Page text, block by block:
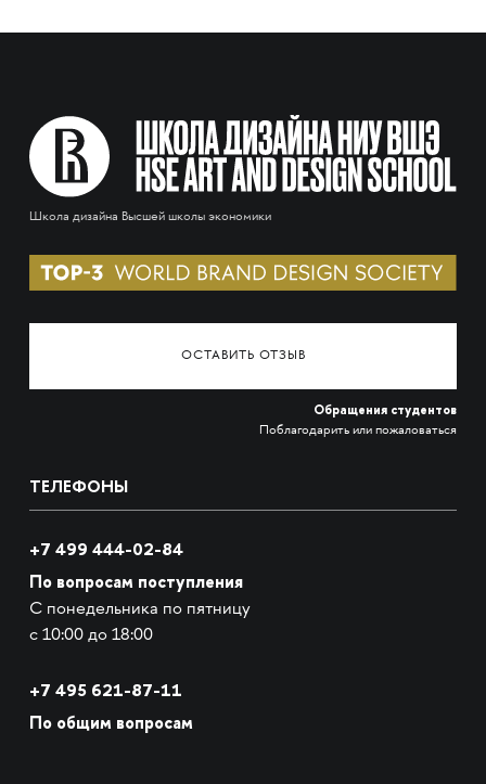
Школа дизайна Высшей школы экономики
ОСТАВИТЬ ОТЗЫВ
Обращения студентов
Поблагодарить или пожаловаться
ТЕЛЕФОНЫ
+7 499 444-02-84
По вопросам поступления
С понедельника по пятницу
с 10:00 до 18:00
+7 495 621-87-11
По общим вопросам